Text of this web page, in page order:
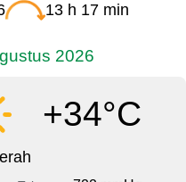
13 h 17 min
2026
+34°C